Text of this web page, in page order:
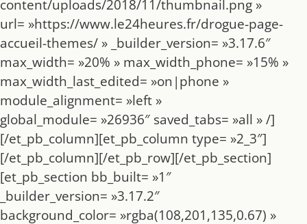
content/uploads/2018/11/thumbnail.png »
url= »https://www.le24heures.fr/drogue-page-
accueil-themes/ » _builder_version= »3.17.6″
max_width= »20% » max_width_phone= »15% »
max_width_last_edited= »on|phone »
module_alignment= »left »
global_module= »26936″ saved_tabs= »all » /]
[/et_pb_column][et_pb_column type= »2_3″]
[/et_pb_column][/et_pb_row][/et_pb_section]
[et_pb_section bb_built= »1″
_builder_version= »3.17.2″
background_color= »rgba(108,201,135,0.67) »